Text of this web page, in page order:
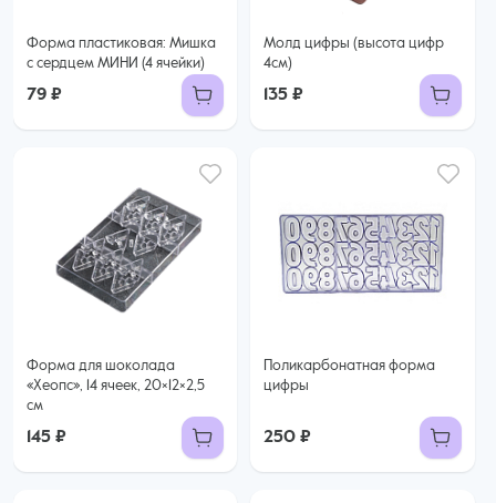
Форма пластиковая: Мишка
с сердцем МИНИ (4 ячейки)
79 ₽
Молд цифры (высота цифр
4см)
135 ₽
Форма для шоколада
«Хеопс», 14 ячеек, 20×12×2,5
см
145 ₽
Поликарбонатная форма
цифры
250 ₽